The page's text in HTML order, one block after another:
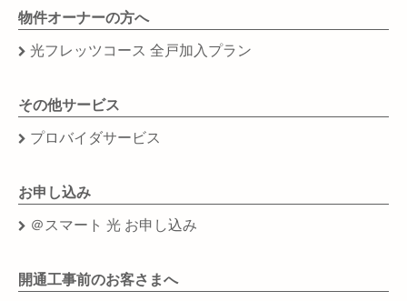
物件オーナーの方へ
光フレッツコース 全戸加入プラン
その他サービス
プロバイダサービス
お申し込み
＠スマート 光 お申し込み
開通工事前のお客さまへ